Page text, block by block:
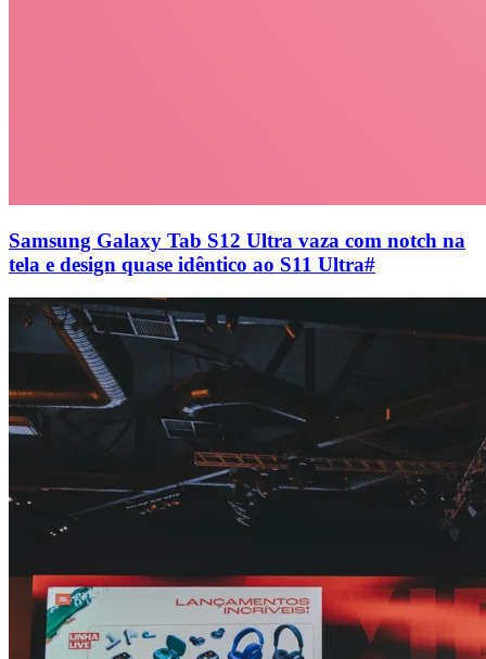
Samsung Galaxy Tab S12 Ultra vaza com notch na
tela e design quase idêntico ao S11 Ultra#